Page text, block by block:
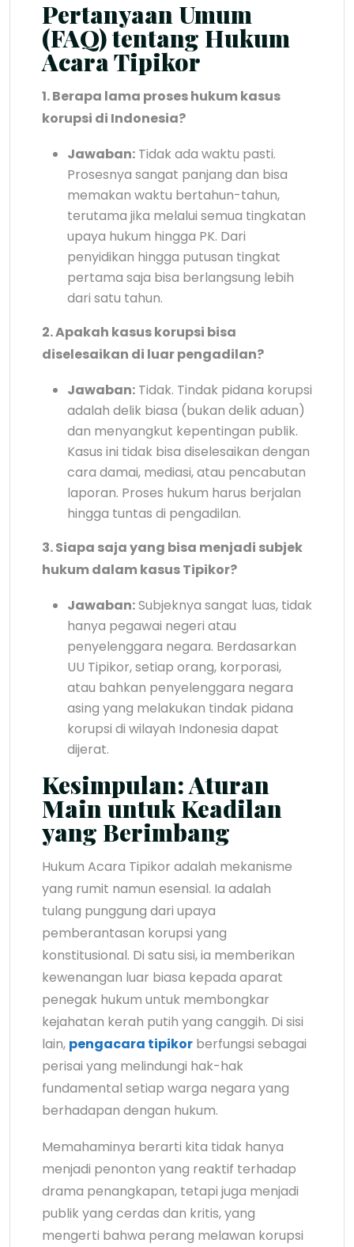
Pertanyaan Umum
(FAQ) tentang Hukum
Acara Tipikor
1. Berapa lama proses hukum kasus
korupsi di Indonesia?
Jawaban: Tidak ada waktu pasti.
Prosesnya sangat panjang dan bisa
memakan waktu bertahun-tahun,
terutama jika melalui semua tingkatan
upaya hukum hingga PK. Dari
penyidikan hingga putusan tingkat
pertama saja bisa berlangsung lebih
dari satu tahun.
2. Apakah kasus korupsi bisa
diselesaikan di luar pengadilan?
Jawaban: Tidak. Tindak pidana korupsi
adalah delik biasa (bukan delik aduan)
dan menyangkut kepentingan publik.
Kasus ini tidak bisa diselesaikan dengan
cara damai, mediasi, atau pencabutan
laporan. Proses hukum harus berjalan
hingga tuntas di pengadilan.
3. Siapa saja yang bisa menjadi subjek
hukum dalam kasus Tipikor?
Jawaban:Subjeknya sangat luas, tidak
hanya pegawai negeri atau
penyelenggara negara. Berdasarkan
UU Tipikor, setiap orang, korporasi,
atau bahkan penyelenggara negara
asing yang melakukan tindak pidana
korupsi di wilayah Indonesia dapat
dijerat.
Kesimpulan: Aturan
Main untuk Keadilan
yang Berimbang
Hukum Acara Tipikor adalah mekanisme
yang rumit namun esensial. Ia adalah
tulang punggung dari upaya
pemberantasan korupsi yang
konstitusional. Di satu sisi, ia memberikan
kewenangan luar biasa kepada aparat
penegak hukum untuk membongkar
kejahatan kerah putih yang canggih. Di sisi
lain, pengacara tipikor berfungsi sebagai
perisai yang melindungi hak-hak
fundamental setiap warga negara yang
berhadapan dengan hukum.
Memahaminya berarti kita tidak hanya
menjadi penonton yang reaktif terhadap
drama penangkapan, tetapi juga menjadi
publik yang cerdas dan kritis, yang
mengerti bahwa perang melawan korupsi